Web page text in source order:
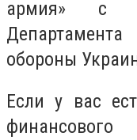
армия» с
обороны
Если у вас